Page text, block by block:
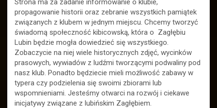
Strona ma za zadanie informowanie o klubie,
propagowanie historii oraz zebranie wszystkich pamiątek
związanych z klubem w jednym miejscu. Chcemy tworzyć
świadomą społeczność kibicowską, która o Zagłębiu
Lubin będzie mogła dowiedzieć się wszystkiego.
Zobaczycie na niej wiele historycznych zdjęć, wycinków
prasowych, wywiadów z ludźmi tworzącymi podwaliny pod
nasz klub. Ponadto będziecie mieli możliwość zabawy w
typera czy podzielenia się swoimi zbiorami lub
wspomnieniami. Jesteśmy otwarci na rozwój i ciekawe
inicjatywy związane z lubińskim Zagłębiem.